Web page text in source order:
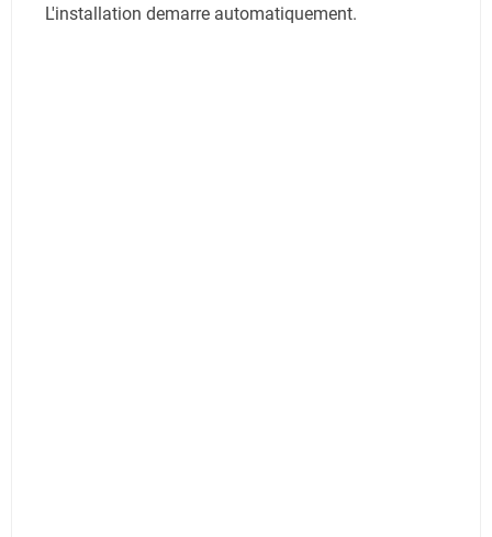
L'installation demarre automatiquement.